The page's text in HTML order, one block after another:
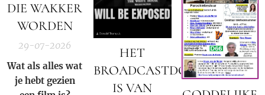
DIE WAKKER
WORDEN
29-07-2026
Wat als alles wat
je hebt gezien
HET
BROADCASTDOMEIN
IS VAN
Nederland,
België en in de
rest van de
wereld.